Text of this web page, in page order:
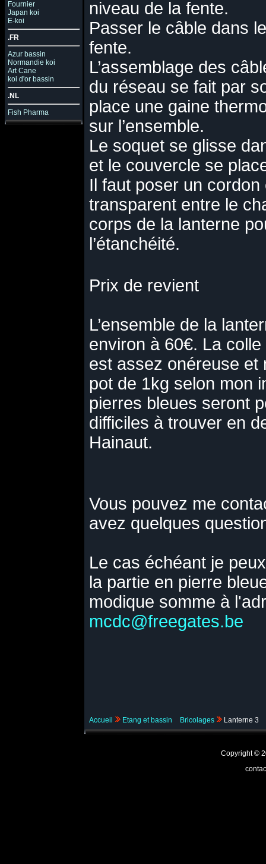
Fournier
Japan koi
E-koi
.FR
Azur bassin
Normandie koi
Art Cane
koi d'or bassin
.NL
Fish Pharma
niveau de la fente.
Passer le câble dans
fente.
L’assemblage des
du réseau se fait par
place une gaine
sur l’ensemble.
Le soquet se glisse
et le couvercle se
Il faut poser un cordon
transparent entre le
corps de la lanterne
l’étanchéité.
Prix de revient
L’ensemble de la
environ à 60€. La
est assez onéreuse et
pot de 1kg selon mon
pierres bleues seront
difficiles à trouver en
Hainaut.
Vous pouvez me
avez quelques
Le cas échéant je
la partie en pierre
modique somme à
mcdc@freegates.be
Accueil Etang et bassin Bricolages Lanterne 3
Copyright ©